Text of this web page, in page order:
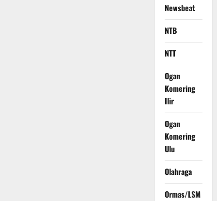
Newsbeat
NTB
NTT
Ogan
Komering
Ilir
Ogan
Komering
Ulu
Olahraga
Ormas/LSM